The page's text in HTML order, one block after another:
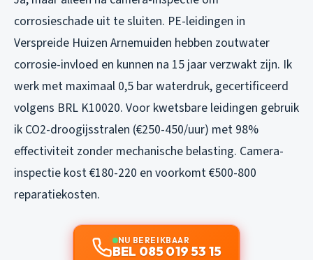
corrosieschade uit te sluiten. PE-leidingen in
Verspreide Huizen Arnemuiden hebben zoutwater
corrosie-invloed en kunnen na 15 jaar verzwakt zijn. Ik
werk met maximaal 0,5 bar waterdruk, gecertificeerd
volgens BRL K10020. Voor kwetsbare leidingen gebruik
ik CO2-droogijsstralen (€250-450/uur) met 98%
effectiviteit zonder mechanische belasting. Camera-
inspectie kost €180-220 en voorkomt €500-800
reparatiekosten.
NU BEREIKBAAR
BEL 085 019 53 15